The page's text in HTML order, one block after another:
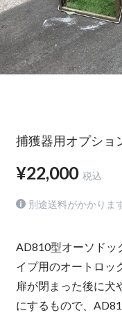
捕獲器用オプショ
¥22,000 税込
別途送料がかかりま
AD810型オーソドッ
イプ用のオートロッ
扉が閉まった後に犬
にするもので、